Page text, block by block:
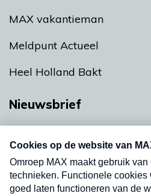
MAX vakantieman
Meldpunt Actueel
Heel Holland Bakt
Nieuwsbrief
nieuwsbrief. Elke vrijdag-
uw mailbox.